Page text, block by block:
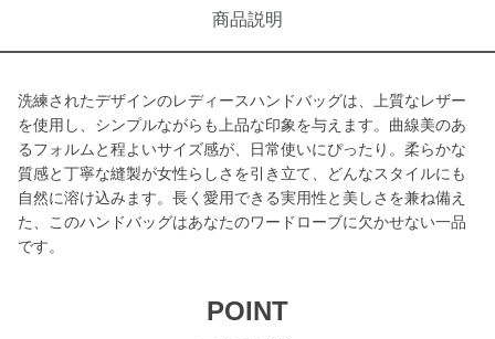
商品説明
洗練されたデザインのレディースハンドバッグは、上質なレザー
を使用し、シンプルながらも上品な印象を与えます。曲線美のあ
るフォルムと程よいサイズ感が、日常使いにぴったり。柔らかな
質感と丁寧な縫製が女性らしさを引き立て、どんなスタイルにも
自然に溶け込みます。長く愛用できる実用性と美しさを兼ね備え
た、このハンドバッグはあなたのワードローブに欠かせない一品
です。
POINT